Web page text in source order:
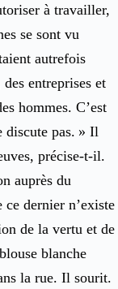
à travailler,
se sont vu
autrefois
entreprises et
hommes. C’est
discute pas. » Il
précise-t-il.
auprès du
dernier n’existe
de la vertu et de
blanche
la rue. Il sourit.